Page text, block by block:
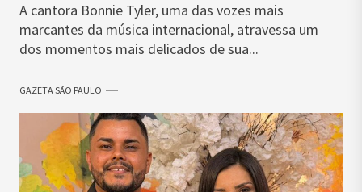
A cantora Bonnie Tyler, uma das vozes mais
marcantes da música internacional, atravessa um
dos momentos mais delicados de sua...
GAZETA SÃO PAULO